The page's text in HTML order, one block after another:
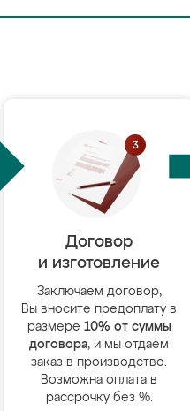
Договор
и изготовление
Заключаем договор,
Вы вносите предоплату в
размере 10% от суммы
договора, и мы отдаём
заказ в производство.
Возможна оплата в
рассрочку без %.